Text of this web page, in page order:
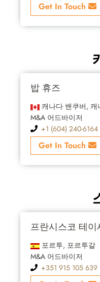
Get In Touch
밥 휴즈
캐나다 밴쿠버, 캐
M&A 어드바이저
+1 (604) 240-6164
Get In Touch
프란시스코 테이
포르투, 포르투갈
M&A 어드바이저
+351 915 105 639